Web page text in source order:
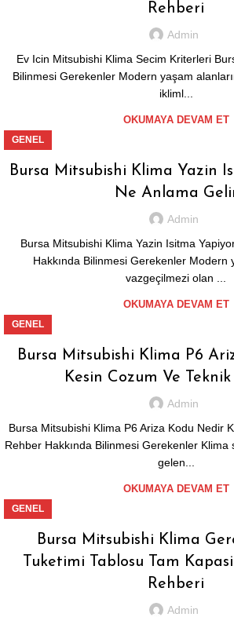
Rehberi
Admin
Ev Icin Mitsubishi Klima Secim Kriterleri
Bilinmesi Gerekenler Modern yaşam
ikliml...
OKUMAYA DEVAM ET
GENEL
Bursa Mitsubishi Klima Yazin
Ne Anlama
Admin
Bursa Mitsubishi Klima Yazin Isitma
Hakkında Bilinmesi Gerekenler Modern
vazgeçilmezi olan ...
OKUMAYA DEVAM ET
GENEL
Bursa Mitsubishi Klima P6
Kesin Cozum Ve
Admin
Bursa Mitsubishi Klima P6 Ariza Kodu Nedir
Rehber Hakkında Bilinmesi Gerekenler
gelen...
OKUMAYA DEVAM ET
GENEL
Bursa Mitsubishi Klima
Tuketimi Tablosu Tam
Rehberi
Admin